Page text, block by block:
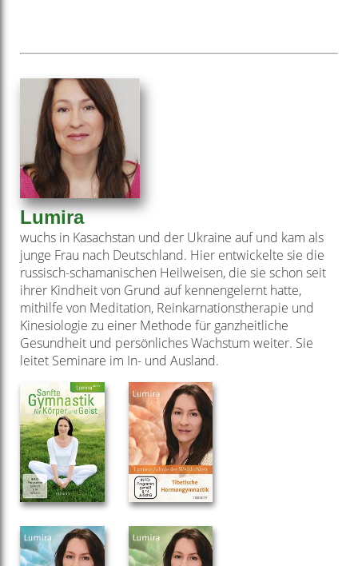
Lumira
wuchs in Kasachstan und der Ukraine auf und kam als
junge Frau nach Deutschland. Hier entwickelte sie die
russisch-schamanischen Heilweisen, die sie schon seit
ihrer Kindheit von Grund auf kennengelernt hatte,
mithilfe von Meditation, Reinkarnationstherapie und
Kinesiologie zu einer Methode für ganzheitliche
Gesundheit und persönliches Wachstum weiter. Sie
leitet Seminare im In- und Ausland.